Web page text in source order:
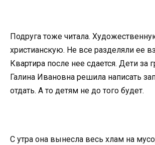
Подруга тоже читала.
христианскую. Не все разделяли ее
Квартира после нее сдается. Дети за
Галина Ивановна решила написать
отдать. А то детям не до того будет.
С утра она вынесла весь хлам на